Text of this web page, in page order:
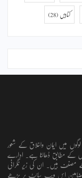
کتابیں (28)
میں ایمان واخلاق کے شعور
ں کے مطابق ڈھالنا ہے۔ ادارے
کے مصنف ہیں۔ ان کی زیر نگرانی
مضامین اس ویب سائٹ پر پڑھے